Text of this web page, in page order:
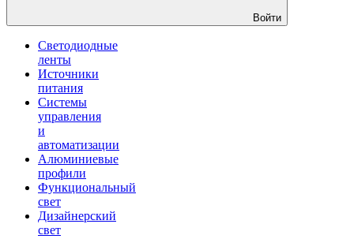
Войти
Светодиодные
ленты
Источники
питания
Системы
управления
и
автоматизации
Алюминиевые
профили
Функциональный
свет
Дизайнерский
свет